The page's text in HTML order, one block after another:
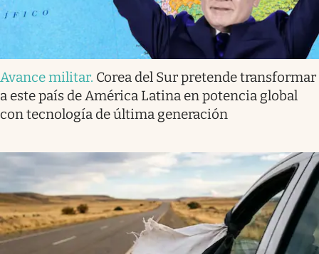
Avance militar. Corea del Sur pretende transformar
a este país de América Latina en potencia global
con tecnología de última generación